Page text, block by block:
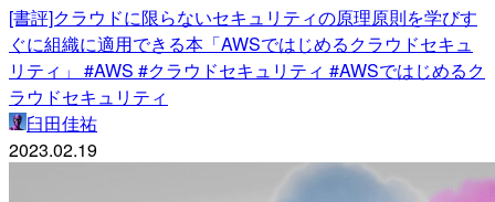
[書評]クラウドに限らないセキュリティの原理原則を学びす
ぐに組織に適用できる本「AWSではじめるクラウドセキュ
リティ」 #AWS #クラウドセキュリティ #AWSではじめるク
ラウドセキュリティ
臼田佳祐
2023.02.19